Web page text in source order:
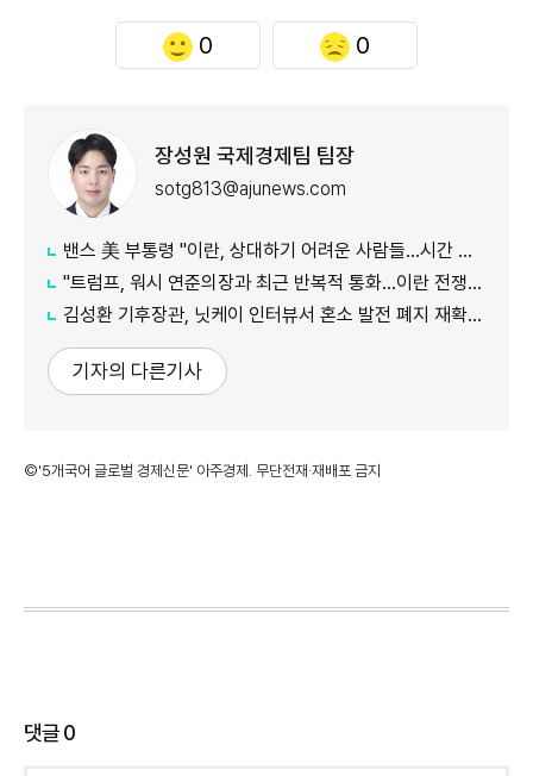
0 0
장성원 국제경제팀 팀장
sotg813@ajunews.com
밴스 美 부통령 "이란, 상대하기 어려운 사람들…시간 걸릴 것"
"트럼프, 워시 연준의장과 최근 반복적 통화…이란 전쟁 등 자문 구해"
김성환 기후장관, 닛케이 인터뷰서 혼소 발전 폐지 재확인…"日 암모니아 조달 영향 전망"
기자의 다른기사
©'5개국어 글로벌 경제신문' 아주경제. 무단전재·재배포 금지
댓글0